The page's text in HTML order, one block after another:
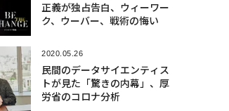
正義が独占告白、ウィーワー
ク、ウーバー、戦術の悔い
2020.05.26
民間のデータサイエンティス
トが見た「驚きの内幕」、厚
労省のコロナ分析